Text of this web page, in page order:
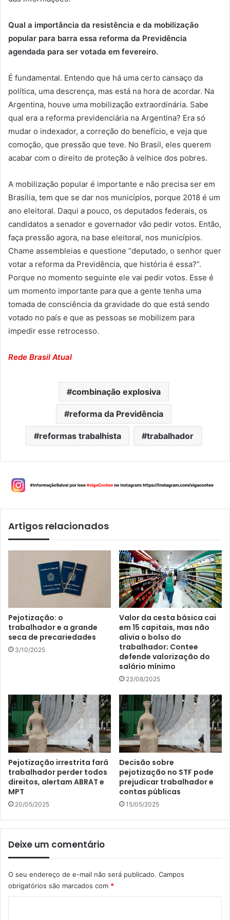
Qual a importância da resistência e da mobilização
popular para barra essa reforma da Previdência
agendada para ser votada em fevereiro.
É fundamental. Entendo que há uma certo cansaço da
política, uma descrença, mas está na hora de acordar. Na
Argentina, houve uma mobilização extraordinária. Sabe
qual era a reforma previdenciária na Argentina? Era só
mudar o indexador, a correção do benefício, e veja que
comoção, que pressão que teve. No Brasil, eles querem
acabar com o direito de proteção à velhice dos pobres.
A mobilização popular é importante e não precisa ser em
Brasília, tem que se dar nos municípios, porque 2018 é um
ano eleitoral. Daqui a pouco, os deputados federais, os
candidatos a senador e governador vão pedir votos. Então,
faça pressão agora, na base eleitoral, nos municípios.
Chame assembleias e questione “deputado, o senhor quer
votar a reforma da Previdência, que história é essa?”.
Porque no momento seguinte ele vai pedir votos. Esse é
um momento importante para que a gente tenha uma
tomada de consciência da gravidade do que está sendo
votado no país e que as pessoas se mobilizem para
impedir esse retrocesso.
Rede Brasil Atual
combinação explosiva
reforma da Previdência
reformas trabalhista trabalhador
Artigos relacionados
Pejotização: o
trabalhador e a grande
seca de precariedades
3/10/2025
Valor da cesta básica cai
em 15 capitais, mas não
alivia o bolso do
trabalhador; Contee
defende valorização do
salário mínimo
23/08/2025
Pejotização irrestrita fará
trabalhador perder todos
direitos, alertam ABRAT e
MPT
20/05/2025
Decisão sobre
pejotização no STF pode
prejudicar trabalhador e
contas públicas
15/05/2025
Deixe um comentário
O seu endereço de e-mail não será publicado. Campos
obrigatórios são marcados com *